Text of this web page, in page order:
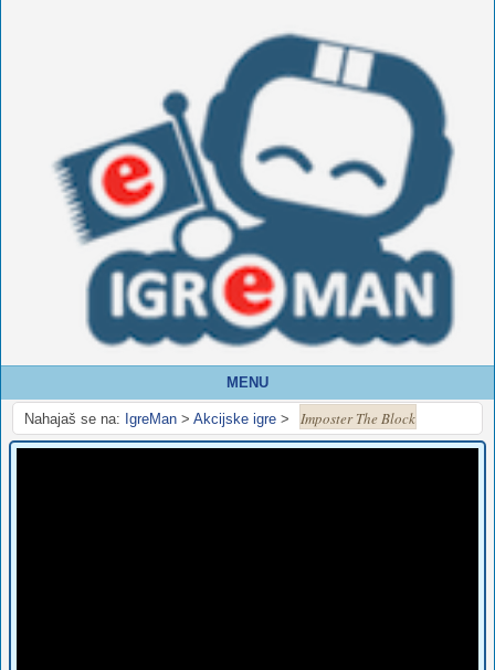
MENU
Nahajaš se na: IgreMan > Akcijske igre > Imposter The Block